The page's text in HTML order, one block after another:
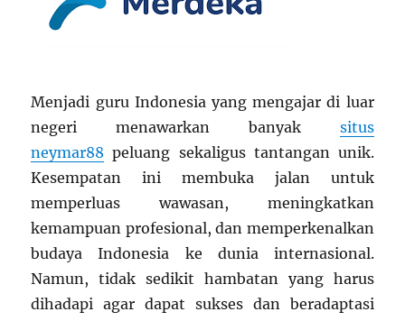
Menjadi guru Indonesia yang mengajar di luar
negeri menawarkan banyak situs
neymar88 peluang sekaligus tantangan unik.
Kesempatan ini membuka jalan untuk
memperluas wawasan, meningkatkan
kemampuan profesional, dan memperkenalkan
budaya Indonesia ke dunia internasional.
Namun, tidak sedikit hambatan yang harus
dihadapi agar dapat sukses dan beradaptasi